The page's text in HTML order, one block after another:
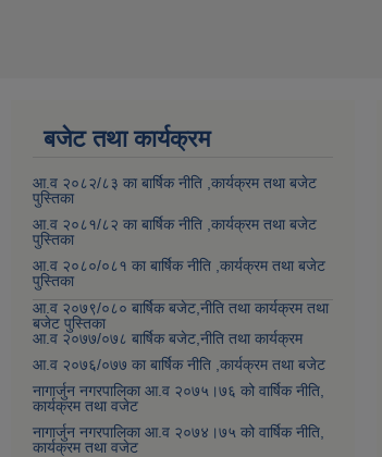
बजेट तथा कार्यक्रम
आ.व २०८२/८३ का बार्षिक नीति ,कार्यक्रम तथा बजेट
पुस्तिका
आ.व २०८१/८२ का बार्षिक नीति ,कार्यक्रम तथा बजेट
पुस्तिका
आ.व २०८०/०८१ का बार्षिक नीति ,कार्यक्रम तथा बजेट
पुस्तिका
आ.व २०७९/०८० बार्षिक बजेट,नीति तथा कार्यक्रम तथा
बजेट पुस्तिका
आ.व २०७७/०७८ बार्षिक बजेट,नीति तथा कार्यक्रम
आ.व २०७६/०७७ का बार्षिक नीति ,कार्यक्रम तथा बजेट
नागार्जुन नगरपालिका आ.व २०७५।७६ को वार्षिक नीति,
कार्यक्रम तथा वजेट
नागार्जुन नगरपालिका आ.व २०७४।७५ को वार्षिक नीति,
कार्यक्रम तथा वजेट